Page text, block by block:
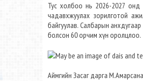
Тус холбоо нь 2026-2027 онд
чадавхжуулах зорилготой
байгуулав. Салбарын
болсон 60 орчим хүн оролцлоо.
Аймгийн Засаг дарга